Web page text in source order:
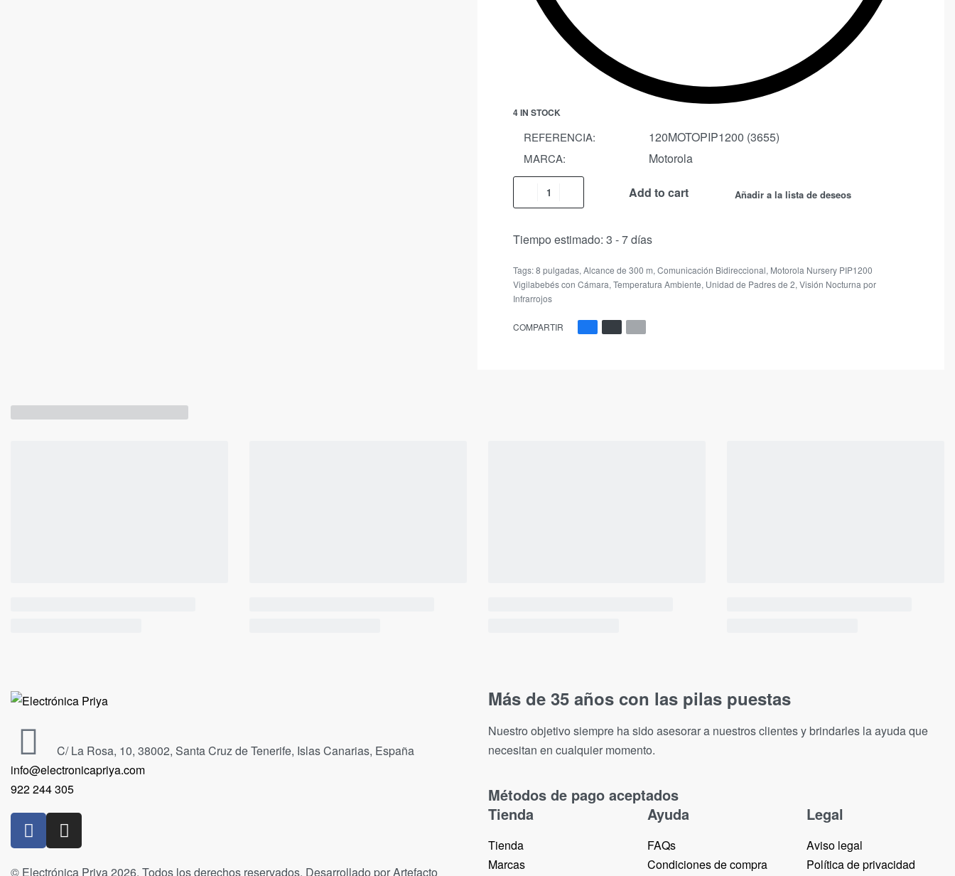
4 IN STOCK
REFERENCIA: 120MOTOPIP1200 (3655)
MARCA: Motorola
Add to cart Añadir a la lista de deseos
Tiempo estimado: 3 - 7 días
Tags:8 pulgadas, Alcance de 300 m, Comunicación Bidireccional, Motorola Nursery PIP1200
Vigilabebés con Cámara, Temperatura Ambiente, Unidad de Padres de 2, Visión Nocturna por
Infrarrojos
COMPARTIR
C/ La Rosa, 10, 38002, Santa Cruz de Tenerife, Islas Canarias, España
info@electronicapriya.com
922 244 305
© Electrónica Priya 2026. Todos los derechos reservados. Desarrollado por Artefacto
Más de 35 años con las pilas puestas
Nuestro objetivo siempre ha sido asesorar a nuestros clientes y brindarles la ayuda que
necesitan en cualquier momento.
Métodos de pago aceptados
Tienda
Tienda
Marcas
Ayuda
FAQs
Condiciones de compra
Legal
Aviso legal
Política de privacidad